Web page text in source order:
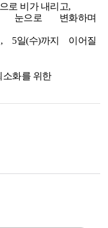
로 비 가 내리고,
눈으로 변화하며
, 5일(수)까지 이어질
소화를 위한